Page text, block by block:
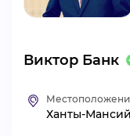
БАЗА
Виктор Банк
Ханты-